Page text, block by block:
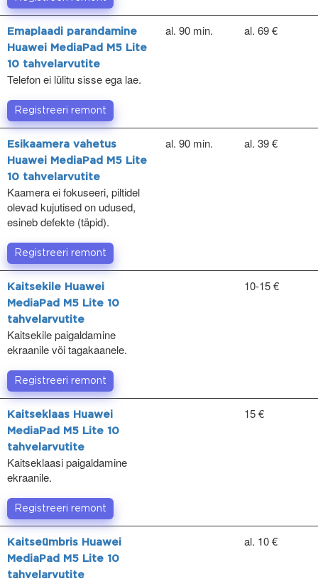
Emaplaadi parandamine
Huawei MediaPad M5 Lite
10 tahvelarvutite
Telefon ei lülitu sisse ega lae.
al. 90 min. al. 69 €
Registreeri remont
Esikaamera vahetus
Huawei MediaPad M5 Lite
10 tahvelarvutite
Kaamera ei fokuseeri, piltidel
olevad kujutised on udused,
esineb defekte (täpid).
al. 90 min. al. 39 €
Registreeri remont
Kaitsekile Huawei
MediaPad M5 Lite 10
tahvelarvutite
Kaitsekile paigaldamine
ekraanile või tagakaanele.
10-15 €
Registreeri remont
Kaitseklaas Huawei
MediaPad M5 Lite 10
tahvelarvutite
Kaitseklaasi paigaldamine
ekraanile.
15 €
Registreeri remont
Kaitseümbris Huawei
MediaPad M5 Lite 10
tahvelarvutite
al. 10 €